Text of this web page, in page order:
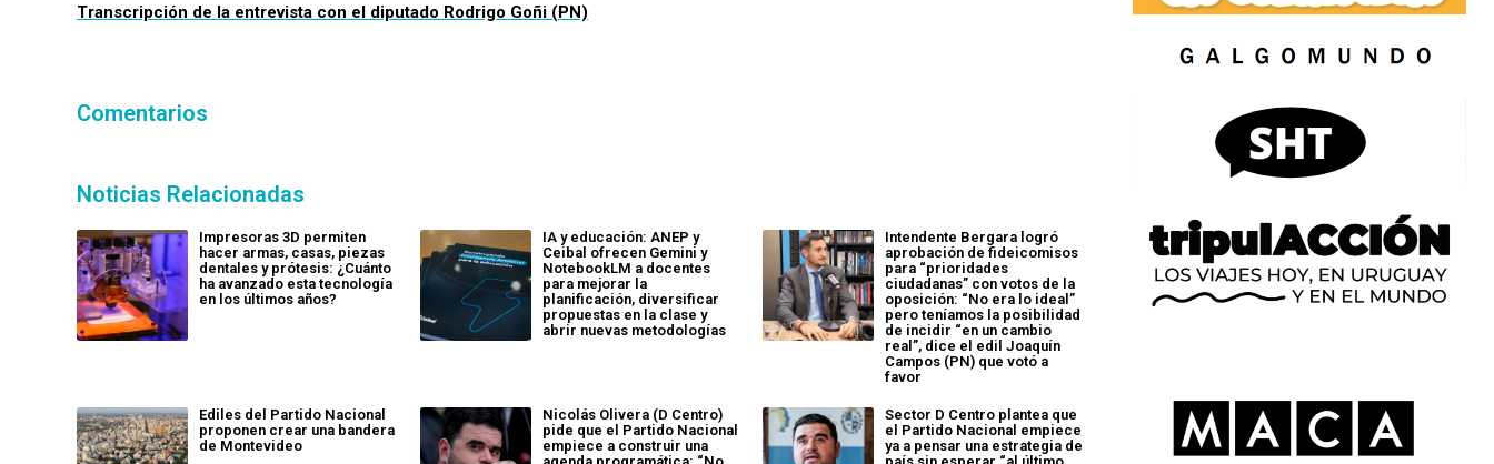
Transcripción de la entrevista con el diputado Rodrigo Goñi (PN)
Comentarios
Noticias Relacionadas
Impresoras 3D permiten
hacer armas, casas, piezas
dentales y prótesis: ¿Cuánto
ha avanzado esta tecnología
en los últimos años?
IA y educación: ANEP y
Ceibal ofrecen Gemini y
NotebookLM a docentes
para mejorar la
planificación, diversificar
propuestas en la clase y
abrir nuevas metodologías
Intendente Bergara logró
aprobación de fideicomisos
para “prioridades
ciudadanas” con votos de la
oposición: “No era lo ideal”
pero teníamos la posibilidad
de incidir “en un cambio
real”, dice el edil Joaquín
Campos (PN) que votó a
favor
Ediles del Partido Nacional
proponen crear una bandera
de Montevideo
Nicolás Olivera (D Centro)
pide que el Partido Nacional
empiece a construir una
Sector D Centro plantea que
el Partido Nacional empiece
ya a pensar una estrategia de